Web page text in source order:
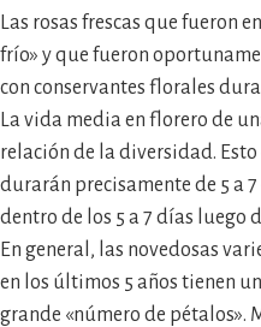
Las rosas frescas que fueron
frío» y que fueron
con conservantes florales
La vida media en florero de
relación de la diversidad.
durarán precisamente de 5 a
dentro de los 5 a 7 días luego
En general, las novedosas
en los últimos 5 años tienen
grande «número de pétalos».